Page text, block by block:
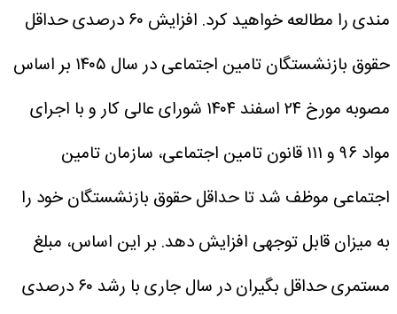
مندی را مطالعه خواهید کرد.
افزایش ۶۰ درصدی حداقل
حقوق بازنشستگان تامین اجتماعی در سال ۱۴۰۵
بر اساس
مصوبه مورخ ۲۴ اسفند ۱۴۰۴ شورای عالی کار و با اجرای
مواد ۹۶ و ۱۱۱ قانون تامین اجتماعی، سازمان تامین
اجتماعی موظف شد تا حداقل حقوق بازنشستگان خود را
به میزان قابل توجهی افزایش دهد. بر این اساس، مبلغ
مستمری حداقل بگیران در سال جاری با رشد ۶۰ درصدی